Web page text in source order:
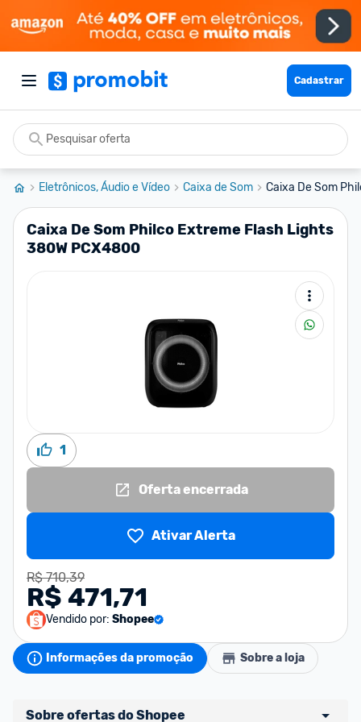
Cadastrar
Eletrônicos, Áudio e Vídeo Caixa de Som Caixa De Som
Caixa De Som Philco Extreme Flash Lights
380W PCX4800
1
Oferta encerrada
Ativar Alerta
R$ 710,39
R$ 471,71
Vendido por: Shopee
Informações da promoção Sobre a loja
Sobre ofertas do Shopee